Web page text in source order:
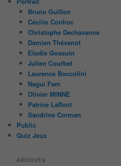
Bruno Guillon
Cécilie Conhoc
Christophe Dechavanne
Damien Thévenot
Elodie Gossuin
Julien Courbet
Laurence Boccolini
Nagui Fam
Olivier MINNE
Patrice Laffont
Sandrine Corman
Public
Quiz Jeux
ARCHIVES